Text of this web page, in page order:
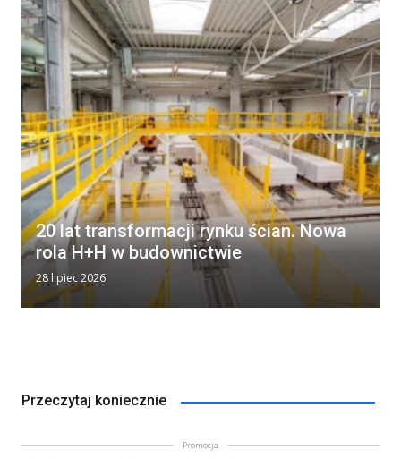
20 lat transformacji rynku ścian. Nowa
rola H+H w budownictwie
28 lipiec 2026
Przeczytaj koniecznie
Promocja